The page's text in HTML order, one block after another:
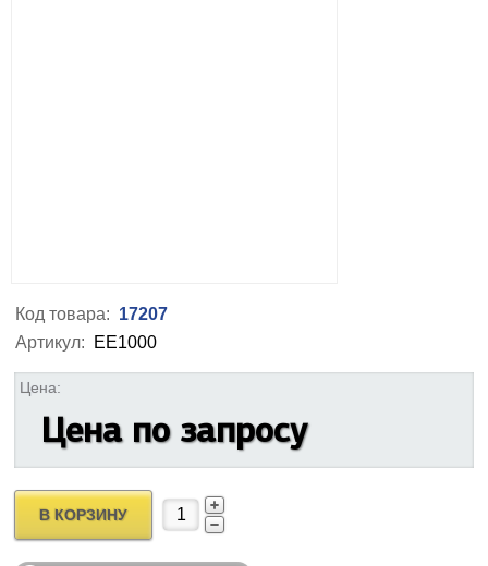
Код товара: 17207
Артикул:
EE1000
Цена:
Цена по запросу
В КОРЗИНУ